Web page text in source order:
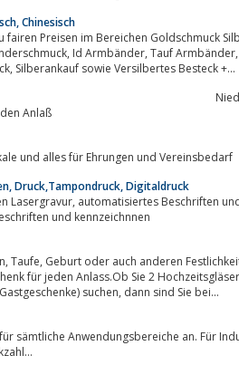
Chinesisch
fairen Preisen im Bereichen Goldschmuck
Schmuckpalast24 aus Rastatt kauft Silber und Goldschmuck, Silberankauf sowie Versilbertes Besteck +...
Anlaß
und alles für Ehrungen und Vereinsbedarf
Druck,Tampondruck, Digitaldruck
Industrielelles beschriften und kennzeichnnen
für jeden Anlass.Ob Sie 2
graviertem Geschenkkarton oder Gläser als Tischkarten (Gastgeschenke) suchen, dann sind Sie bei...
an. Für Industrie, Handwerk und
Von Stückzahl...